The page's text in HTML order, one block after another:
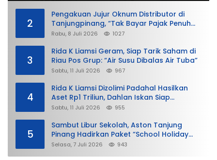
2
Pengakuan Jujur Oknum Distributor di
Tanjungpinang, “Tak Bayar Pajak Penuh
demi Untung”
Rabu, 8 Juli 2026 1027
3
Rida K Liamsi Geram, Siap Tarik Saham di
Riau Pos Grup: “Air Susu Dibalas Air Tuba”
Sabtu, 11 Juli 2026 967
4
Rida K Liamsi Dizolimi Padahal Hasilkan
Aset Rp1 Triliun, Dahlan Iskan Siap
Membela
Sabtu, 11 Juli 2026 955
5
Sambut Libur Sekolah, Aston Tanjung
Pinang Hadirkan Paket “School Holiday
Getaway”
Selasa, 7 Juli 2026 943